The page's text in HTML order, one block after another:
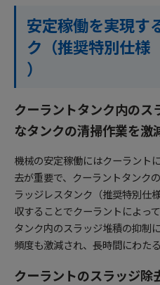
安定稼働を実現す
ク（推奨特別仕様
）
クーラントタンク内のス
なタンクの清掃作業を激
機械の安定稼働にはクーラント
去が重要で、クーラントタンク
ラッジレスタンク（推奨特別仕
収することでクーラントによっ
タンク内のスラッジ堆積の抑制
頻度も激減され、長時間にわた
クーラントのスラッジ除